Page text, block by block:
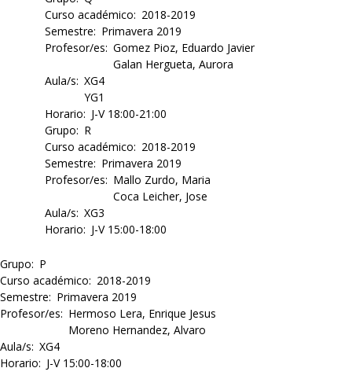
Curso académico
2018-2019
Semestre
Primavera 2019
Profesor/es Gomez Pioz, Eduardo Javier
Galan Hergueta, Aurora
Aula/s XG4
YG1
Horario
J-V 18:00-21:00
Grupo
R
Curso académico
2018-2019
Semestre
Primavera 2019
Profesor/es
Mallo Zurdo, Maria
Coca Leicher, Jose
Aula/s XG3
Horario
J-V 15:00-18:00
Grupo
P
Curso académico
2018-2019
Semestre
Primavera 2019
Profesor/es
Hermoso Lera, Enrique Jesus
Moreno Hernandez, Alvaro
Aula/s XG4
Horario
J-V 15:00-18:00